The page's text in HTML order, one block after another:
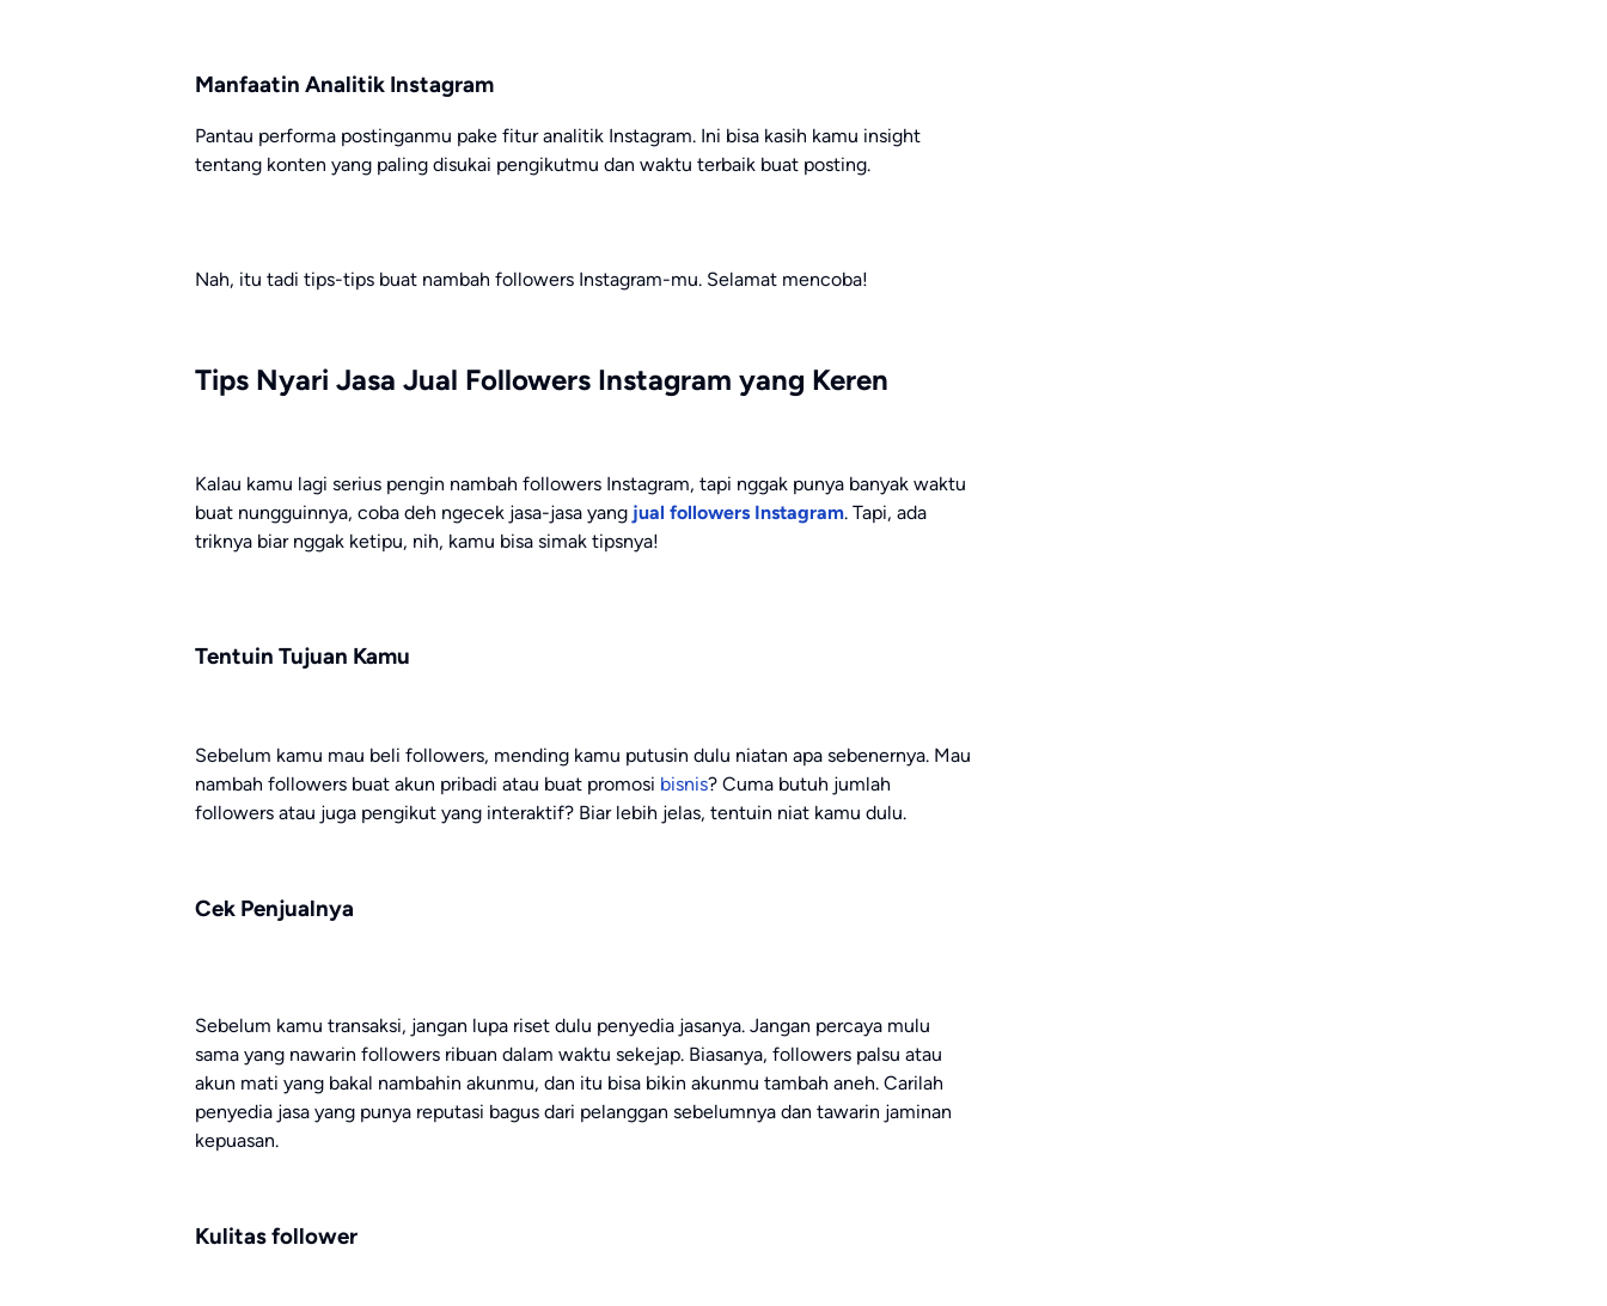
Manfaatin Analitik Instagram
Pantau performa postinganmu pake fitur analitik Instagram. Ini bisa kasih kamu insight
tentang konten yang paling disukai pengikutmu dan waktu terbaik buat posting.
Nah, itu tadi tips-tips buat nambah followers Instagram-mu. Selamat mencoba!
Tips Nyari Jasa Jual Followers Instagram yang Keren
Kalau kamu lagi serius pengin nambah followers Instagram, tapi nggak punya banyak waktu
buat nungguinnya, coba deh ngecek jasa-jasa yang jual followers Instagram. Tapi, ada
triknya biar nggak ketipu, nih, kamu bisa simak tipsnya!
Tentuin Tujuan Kamu
Sebelum kamu mau beli followers, mending kamu putusin dulu niatan apa sebenernya. Mau
nambah followers buat akun pribadi atau buat promosi bisnis? Cuma butuh jumlah
followers atau juga pengikut yang interaktif? Biar lebih jelas, tentuin niat kamu dulu.
Cek Penjualnya
Sebelum kamu transaksi, jangan lupa riset dulu penyedia jasanya. Jangan percaya mulu
sama yang nawarin followers ribuan dalam waktu sekejap. Biasanya, followers palsu atau
akun mati yang bakal nambahin akunmu, dan itu bisa bikin akunmu tambah aneh. Carilah
penyedia jasa yang punya reputasi bagus dari pelanggan sebelumnya dan tawarin jaminan
kepuasan.
Kulitas follower